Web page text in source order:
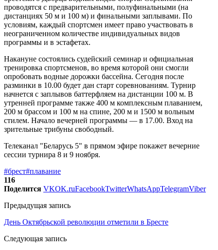
проводятся с предварительными, полуфинальными (на
дистанциях 50 м и 100 м) и финальными заплывами. По
условиям, каждый спортсмен имеет право участвовать в
неограниченном количестве индивидуальных видов
программы и в эстафетах.
Накануне состоялись судейский семинар и официальная
тренировка спортсменов, во время которой они смогли
опробовать водные дорожки бассейна. Сегодня после
разминки в 10.00 будет дан старт соревнованиям. Турнир
начнется с заплывов баттерфляем на дистанции 100 м. В
утренней программе также 400 м комплексным плаванием,
200 м брассом и 100 м на спине, 200 м и 1500 м вольным
стилем. Начало вечерней программы — в 17.00. Вход на
зрительные трибуны свободный.
Телеканал "Беларусь 5" в прямом эфире покажет вечерние
сессии турнира 8 и 9 ноября.
#брест#плавание
116
Поделится VKOK.ruFacebookTwitterWhatsAppTelegramViber
Предыдущая запись
День Октябрьской революции отметили в Бресте
Следующая запись